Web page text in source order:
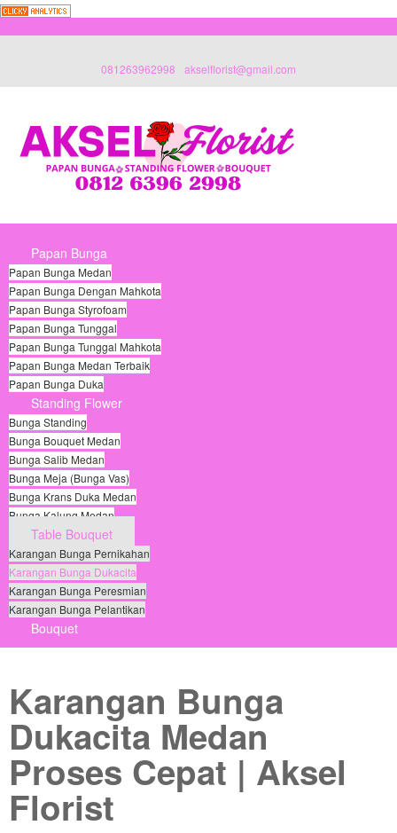
081263962998 akselflorist@gmail.com
Papan Bunga
Papan Bunga Medan
Papan Bunga Dengan Mahkota
Papan Bunga Styrofoam
Papan Bunga Tunggal
Papan Bunga Tunggal Mahkota
Papan Bunga Medan Terbaik
Papan Bunga Duka
Standing Flower
Bunga Standing
Bunga Bouquet Medan
Bunga Salib Medan
Bunga Meja (Bunga Vas)
Bunga Krans Duka Medan
Bunga Kalung Medan
Table Bouquet
Karangan Bunga Pernikahan
Karangan Bunga Dukacita
Karangan Bunga Peresmian
Karangan Bunga Pelantikan
Bouquet
Karangan Bunga
Dukacita Medan
Proses Cepat | Aksel
Florist